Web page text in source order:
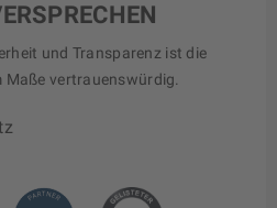
und Transparenz ist die
Maße vertrauenswürdig.